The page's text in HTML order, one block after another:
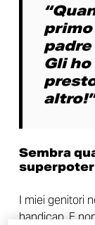
Gli
altro!”
Sembra
I miei genitori
handicap. E